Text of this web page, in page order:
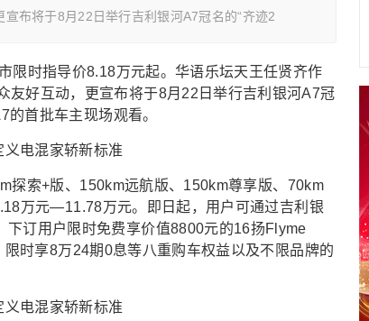
布将于8月22日举行吉利银河A7冠名的“齐迹2
限时指导价8.18万元起。华语乐坛天王任贤齐作
友好互动，更宣布将于8月22日举行吉利银河A7冠
的首批车主现场观看。
探索+版、150km远航版、150km尊享版、70km
万元—11.78万元。即日起，用户可通过吉利银
订用户限时免费享价值8800元的16扬Flyme
时享8万24期0息等八重购车权益以及不限品牌的